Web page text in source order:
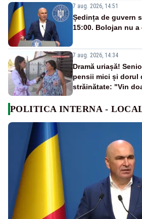
7 aug. 2026, 14:51
Ședința de guvern
15:00. Bolojan nu
7 aug. 2026, 14:34
Dramă uriașă!
pensii mici și dorul
străinătate: "Vin
POLITICA INTERNA -